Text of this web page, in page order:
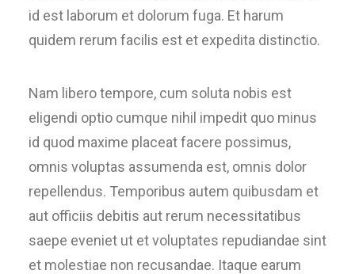
id est laborum et dolorum fuga. Et harum
quidem rerum facilis est et expedita distinctio.
Nam libero tempore, cum soluta nobis est
eligendi optio cumque nihil impedit quo minus
id quod maxime placeat facere possimus,
omnis voluptas assumenda est, omnis dolor
repellendus. Temporibus autem quibusdam et
aut officiis debitis aut rerum necessitatibus
saepe eveniet ut et voluptates repudiandae sint
et molestiae non recusandae. Itaque earum